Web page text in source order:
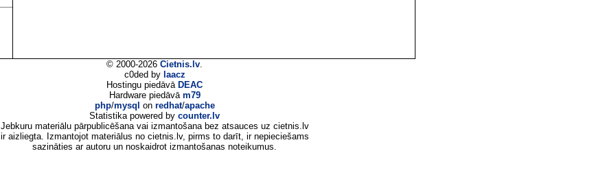
© 2000-2026 Cietnis.lv.
c0ded by laacz
Hostingu piedāvā DEAC
Hardware piedāvā m79
php/mysql on redhat/apache
Statistika powered by counter.lv
Jebkuru materiālu pārpublicēšana vai izmantošana bez atsauces uz cietnis.lv
ir aizliegta. Izmantojot materiālus no cietnis.lv, pirms to darīt, ir nepieciešams
sazināties ar autoru un noskaidrot izmantošanas noteikumus.